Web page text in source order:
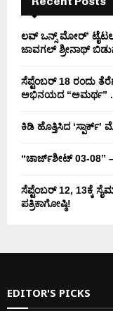
ಲವ್ ಒನ್ಸ್ ಮೋರ್’
ಜಾವಗಲ್ ಶ್ರೀನಾಥ್
ಸೆಪ್ಟೆಂಬರ್ 18 ರಂದು
ಅಭಿನಯದ “ಅಮರ್ಥ” .
ಕಿಡಿ‌‌ ಹೊತ್ತಿಸಿದ ‘ಸ್ಪಾರ್ಕ್’
“ಚಾರ್ಜ್‌ಶೀಟ್ 03-08”
ಸೆಪ್ಟೆಂಬರ್ 12, 13ಕ್ಕೆ
ಪತ್ರಿಕಾಗೋಷ್ಠಿ!
EDITOR'S PICKS